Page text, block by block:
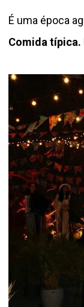
É uma época
Comida típica.